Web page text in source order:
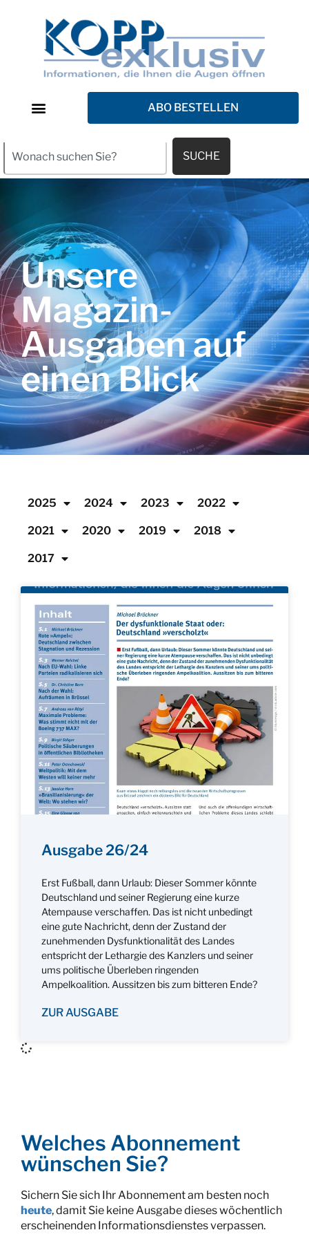
ABO BESTELLEN
SUCHE
Unsere
Magazin-
Ausgaben auf
einen Blick
2025 2024 2023 2022
2021 2020 2019 2018
2017
Ausgabe 26/24
Erst Fußball, dann Urlaub: Dieser Sommer könnte
Deutschland und seiner Regierung eine kurze
Atempause verschaffen. Das ist nicht unbedingt
eine gute Nachricht, denn der Zustand der
zunehmenden Dysfunktionalität des Landes
entspricht der Lethargie des Kanzlers und seiner
ums politische Überleben ringenden
Ampelkoalition. Aussitzen bis zum bitteren Ende?
ZUR AUSGABE
Welches Abonnement
wünschen Sie?
Sichern Sie sich Ihr Abonnement am besten noch
heute, damit Sie keine Ausgabe dieses wöchentlich
erscheinenden Informationsdienstes verpassen.